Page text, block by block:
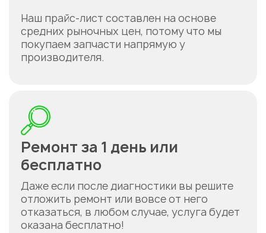
Наш прайс-лист составлен на основе
средних рыночных цен, потому что мы
покупаем запчасти напрямую у
производителя.
Ремонт за 1 день или
бесплатно
Даже если после диагностики вы решите
отложить ремонт или вовсе от него
отказаться, в любом случае, услуга будет
оказана бесплатно!